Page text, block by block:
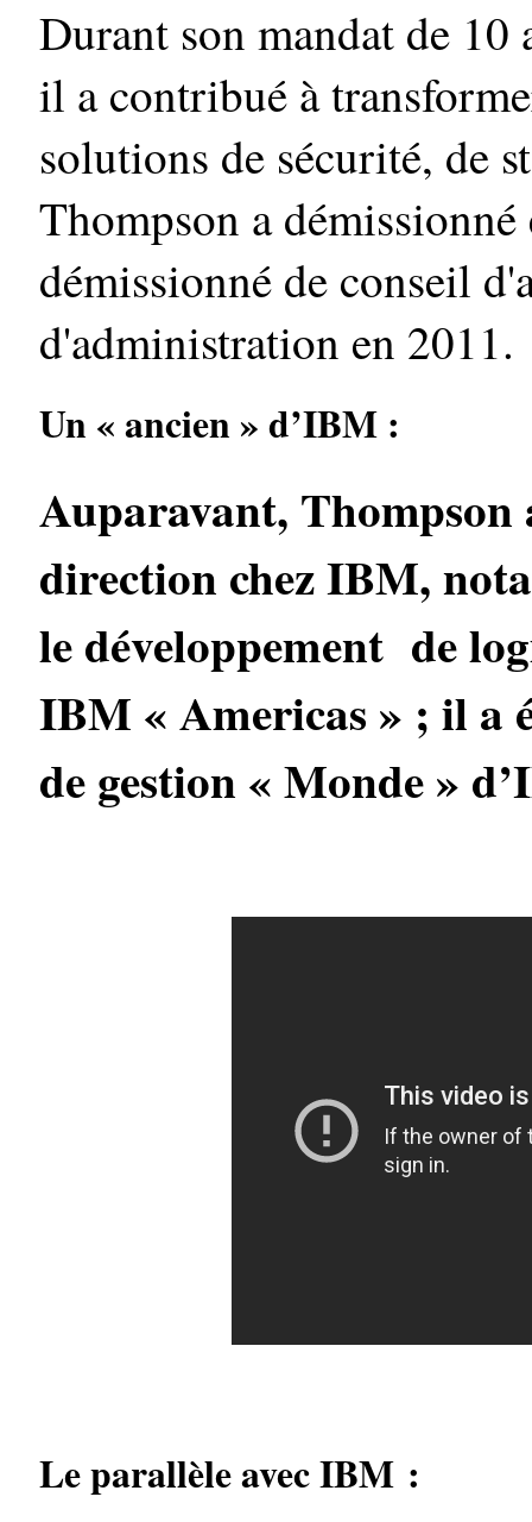
Durant son mandat de 10
il a contribué à
solutions de sécurité, de
Thompson a
démissionné de conseil
d'administration en 2011.
Un « ancien » d’IBM :
Auparavant, Thompson
direction chez IBM,
le développement de
IBM « Americas » ; il a
de gestion « Monde »
Le parallèle avec IBM :